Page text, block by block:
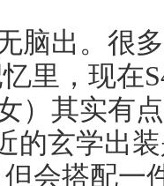
脑出。很
里，现在
）其实有
的玄学出
会搭配一